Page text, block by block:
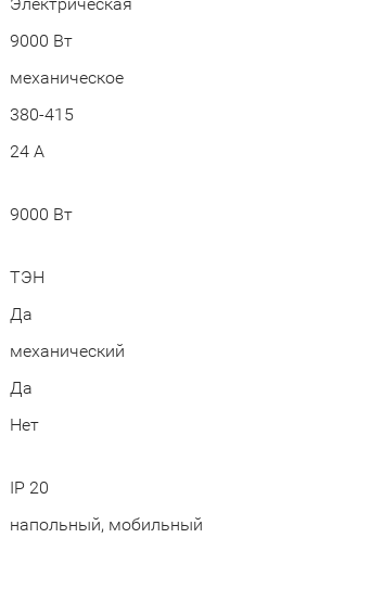
9000 Вт
механическое
380-415
24 А
9000 Вт
ТЭН
Да
механический
Да
Нет
IP 20
напольный, мобильный